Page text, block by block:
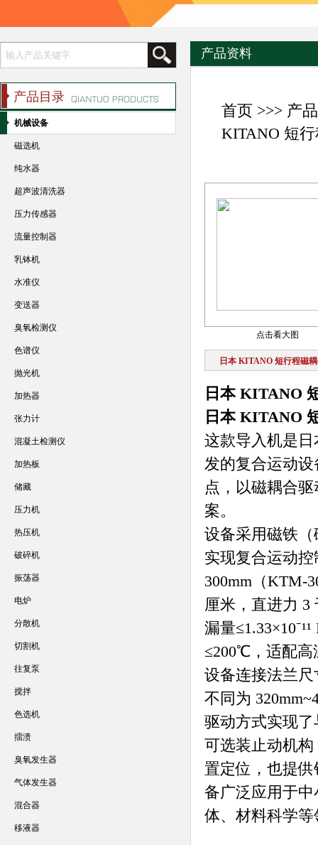
产品资料
首页 >>> 产
KITANO 短
点击看大图
日本 KITANO 短行程磁
日本 KITANO
日本 KITANO
这款导入机是
发的复合运动
点，以磁耦合
案。
设备采用磁铁
实现复合运动
300mm（KTM-
厘米，直进力 3
漏量
≤200℃，适配高
设备连接法兰尺
不同为
驱动方式实现
可选装止动机
置定位，也提
备广泛应用于
体、材料科学
产品目录
机械设备
磁选机
纯水器
超声波清洗器
压力传感器
流量控制器
乳钵机
水准仪
变送器
臭氧检测仪
色谱仪
抛光机
加热器
张力计
混凝土检测仪
加热板
储藏
压力机
热压机
破碎机
振荡器
电炉
分散机
切割机
往复泵
搅拌
色选机
擂溃
臭氧发生器
气体发生器
混合器
移液器